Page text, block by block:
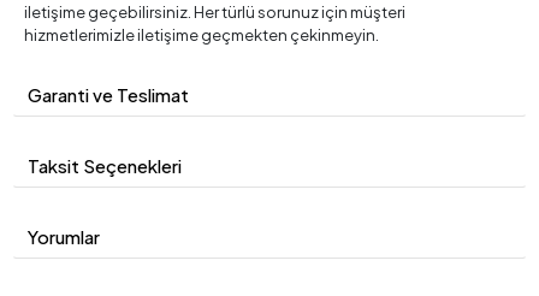
iletişime geçebilirsiniz. Her türlü sorunuz için müşteri
hizmetlerimizle iletişime geçmekten çekinmeyin.
Garanti ve Teslimat
Taksit Seçenekleri
Yorumlar